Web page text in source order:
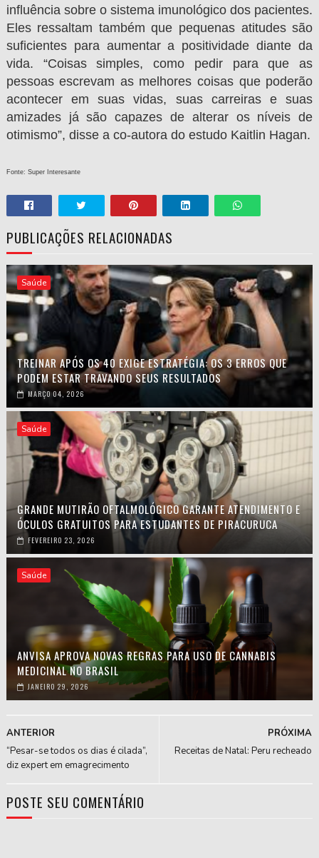
influência sobre o sistema imunológico dos pacientes.
Eles ressaltam também que pequenas atitudes são
suficientes para aumentar a positividade diante da
vida. “Coisas simples, como pedir para que as
pessoas escrevam as melhores coisas que poderão
acontecer em suas vidas, suas carreiras e suas
amizades já são capazes de alterar os níveis de
otimismo”, disse a co-autora do estudo Kaitlin Hagan.
Fonte: Super Interesante
PUBLICAÇÕES RELACIONADAS
Saúde
TREINAR APÓS OS 40 EXIGE ESTRATÉGIA: OS 3 ERROS QUE
PODEM ESTAR TRAVANDO SEUS RESULTADOS
MARÇO 04, 2026
Saúde
GRANDE MUTIRÃO OFTALMOLÓGICO GARANTE ATENDIMENTO E
ÓCULOS GRATUITOS PARA ESTUDANTES DE PIRACURUCA
FEVEREIRO 23, 2026
Saúde
ANVISA APROVA NOVAS REGRAS PARA USO DE CANNABIS
MEDICINAL NO BRASIL
JANEIRO 29, 2026
PRÓXIMA
Receitas de Natal: Peru recheado
ANTERIOR
“Pesar-se todos os dias é cilada”,
diz expert em emagrecimento
POSTE SEU COMENTÁRIO